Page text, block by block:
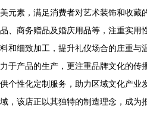
美元素，满足消费者对艺术装饰和收藏
品、商务赠品及婚庆用品等，注重实用
料和细致加工，提升礼仪场合的庄重与
力于产品的生产，更注重品牌文化的传
供个性化定制服务，助力区域文化产业
域，该店正以其独特的制造理念，成为